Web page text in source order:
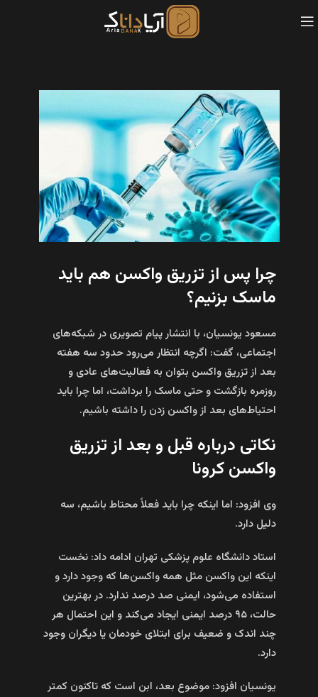
چرا پس از تزریق واکسن هم باید
ماسک بزنیم؟
مسعود یونسیان، با انتشار پیام تصویری در شبکه‌های
اجتماعی، گفت: اگرچه انتظار می‌رود حدود سه هفته
بعد از تزریق واکسن بتوان به فعالیت‌های عادی و
روزمره بازگشت و حتی ماسک را برداشت، اما چرا باید
احتیاط‌های بعد از واکسن زدن را داشته باشیم.
نکاتی درباره قبل و بعد از تزریق
واکسن کرونا
وی افزود: اما اینکه چرا باید فعلاً محتاط باشیم، سه
دلیل دارد.
استاد دانشگاه علوم پزشکی تهران ادامه داد: نخست
اینکه این واکسن مثل همه واکسن‌ها که وجود دارد و
استفاده می‌شود، ایمنی صد درصد ندارد. در بهترین
حالت، ۹۵ درصد ایمنی ایجاد می‌کند و این احتمال هر
چند اندک و ضعیف برای ابتلای خودمان یا دیگران وجود
دارد.
یونسیان افزود: موضوع بعد، ابن است که تاکنون کمتر